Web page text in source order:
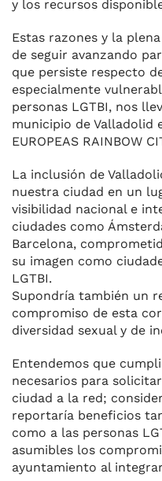
y los recursos
Estas razones y la
de seguir avanzando
que persiste respecto
especialmente
personas LGTBI, nos
municipio de Valladolid
EUROPEAS RAINBOW
La inclusión de
nuestra ciudad en un
visibilidad nacional e
ciudades como
Barcelona,
su imagen como
LGTBI.
Supondría también un
compromiso de esta
diversidad sexual y de
Entendemos que
necesarios para
ciudad a la red;
reportaría beneficios
como a las personas
asumibles los
ayuntamiento al